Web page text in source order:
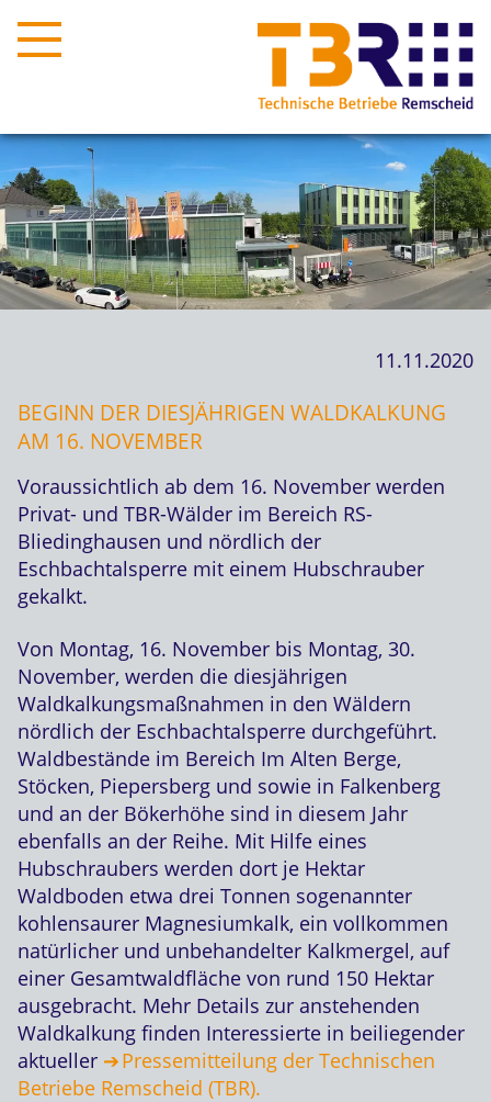
11.11.2020
BEGINN DER DIESJÄHRIGEN WALDKALKUNG
AM 16. NOVEMBER
Voraussichtlich ab dem 16. November werden
Privat- und TBR-Wälder im Bereich RS-
Bliedinghausen und nördlich der
Eschbachtalsperre mit einem Hubschrauber
gekalkt.
Von Montag, 16. November bis Montag, 30.
November, werden die diesjährigen
Waldkalkungsmaßnahmen in den Wäldern
nördlich der Eschbachtalsperre durchgeführt.
Waldbestände im Bereich Im Alten Berge,
Stöcken, Piepersberg und sowie in Falkenberg
und an der Bökerhöhe sind in diesem Jahr
ebenfalls an der Reihe. Mit Hilfe eines
Hubschraubers werden dort je Hektar
Waldboden etwa drei Tonnen sogenannter
kohlensaurer Magnesiumkalk, ein vollkommen
natürlicher und unbehandelter Kalkmergel, auf
einer Gesamtwaldfläche von rund 150 Hektar
ausgebracht. Mehr Details zur anstehenden
Waldkalkung finden Interessierte in beiliegender
aktueller
Pressemitteilung der Technischen
Betriebe Remscheid (TBR).